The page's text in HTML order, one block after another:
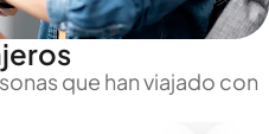
que han viajado con